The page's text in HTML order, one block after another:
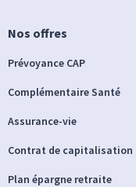
Nos offres
Prévoyance CAP
Complémentaire Santé
Assurance-vie
Contrat de capitalisation
Plan épargne retraite